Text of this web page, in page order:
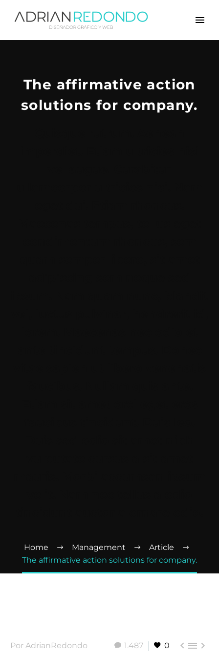
The affirmative action
solutions for company.
Home Management
Article
The affirmative action solutions for company.
1.487 0   
Por AdrianRedondo